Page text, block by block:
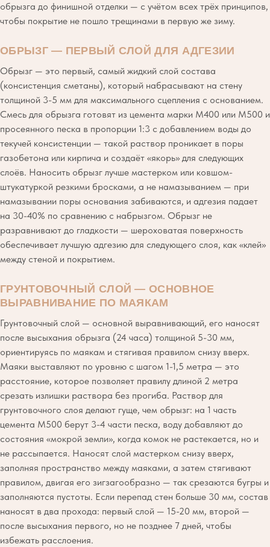
обрызга до финишной отделки — с учётом всех трёх принципов,
чтобы покрытие не пошло трещинами в первую же зиму.
ОБРЫЗГ — ПЕРВЫЙ СЛОЙ ДЛЯ АДГЕЗИИ
Обрызг — это первый, самый жидкий слой состава
(консистенция сметаны), который набрасывают на стену
толщиной 3-5 мм для максимального сцепления с основанием.
Смесь для обрызга готовят из цемента марки М400 или М500 и
просеянного песка в пропорции 1:3 с добавлением воды до
текучей консистенции — такой раствор проникает в поры
газобетона или кирпича и создаёт «якорь» для следующих
слоёв. Наносить обрызг лучше мастерком или ковшом-
штукатуркой резкими бросками, а не намазыванием — при
намазывании поры основания забиваются, и адгезия падает
на 30-40% по сравнению с набрызгом. Обрызг не
разравнивают до гладкости — шероховатая поверхность
обеспечивает лучшую адгезию для следующего слоя, как «клей»
между стеной и покрытием.
ГРУНТОВОЧНЫЙ СЛОЙ — ОСНОВНОЕ
ВЫРАВНИВАНИЕ ПО МАЯКАМ
Грунтовочный слой — основной выравнивающий, его наносят
после высыхания обрызга (24 часа) толщиной 5-30 мм,
ориентируясь по маякам и стягивая правилом снизу вверх.
Маяки выставляют по уровню с шагом 1-1,5 метра — это
расстояние, которое позволяет правилу длиной 2 метра
срезать излишки раствора без прогиба. Раствор для
грунтовочного слоя делают гуще, чем обрызг: на 1 часть
цемента М500 берут 3-4 части песка, воду добавляют до
состояния «мокрой земли», когда комок не растекается, но и
не рассыпается. Наносят слой мастерком снизу вверх,
заполняя пространство между маяками, а затем стягивают
правилом, двигая его зигзагообразно — так срезаются бугры и
заполняются пустоты. Если перепад стен больше 30 мм, состав
наносят в два прохода: первый слой — 15-20 мм, второй —
после высыхания первого, но не позднее 7 дней, чтобы
избежать расслоения.